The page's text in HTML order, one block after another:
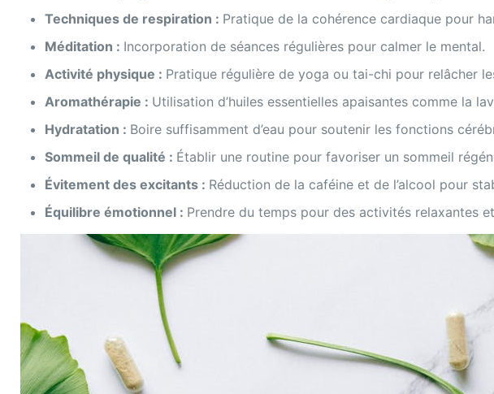
Techniques de respiration : Pratique de la cohérence cardiaque pour
Méditation : Incorporation de séances régulières pour calmer le mental.
Activité physique : Pratique régulière de yoga ou tai-chi pour relâcher
Aromathérapie : Utilisation d’huiles essentielles apaisantes comme la
Hydratation : Boire suffisamment d’eau pour soutenir les fonctions
Sommeil de qualité : Établir une routine pour favoriser un sommeil
Évitement des excitants : Réduction de la caféine et de l’alcool pour
Équilibre émotionnel : Prendre du temps pour des activités relaxantes